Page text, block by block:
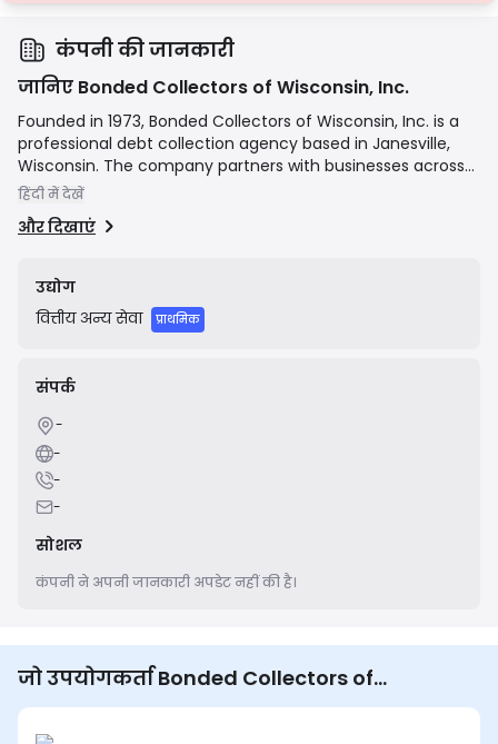
कंपनी की जानकारी
जानिए Bonded Collectors of Wisconsin, Inc.
Founded in 1973, Bonded Collectors of Wisconsin, Inc. is a
professional debt collection agency based in Janesville,
Wisconsin. The company partners with businesses across
multiple sectors, including healthcare, financial services,
retail, and utilities, to manage and recover their
outstanding debts. Their stated mission is to recover
and professional relationship with both their clients and
the consumers. They emphasize compliance with all
federal and state regulations governing the debt
हिंदी में देखें
और दिखाएं
उद्योग
वित्तीय अन्य सेवा प्राथमिक
संपर्क
-
-
-
-
सोशल
कंपनी ने अपनी जानकारी अपडेट नहीं की है।
जो उपयोगकर्ता Bonded Collectors of
Wisconsin, Inc. देखते हैं वे भी देखते हैं...